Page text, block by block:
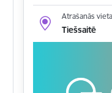
Atrašanās vieta
Tiešsaitē